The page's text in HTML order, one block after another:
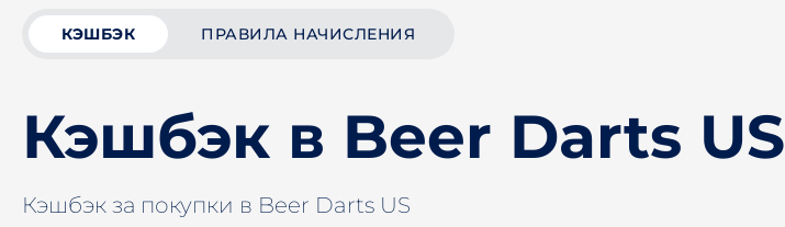
КЭШБЭК ПРАВИЛА НАЧИСЛЕНИЯ
Кэшбэк в Beer Darts US
Кэшбэк за покупки в Beer Darts US